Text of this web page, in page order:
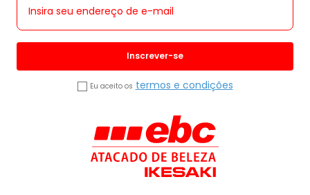
Inscrever-se
Eu aceito os termos e condições